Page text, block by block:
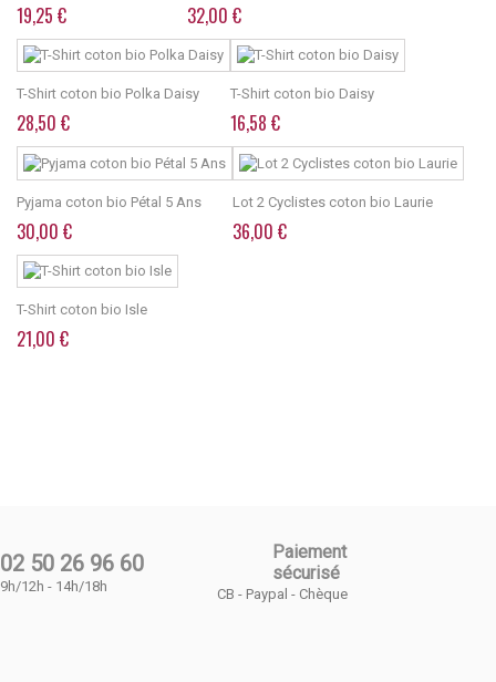
19,25 € 32,00 €
T-Shirt coton bio Polka Daisy
28,50 €
T-Shirt coton bio Daisy
16,58 €
Pyjama coton bio Pétal 5 Ans
30,00 €
Lot 2 Cyclistes coton bio Laurie
36,00 €
T-Shirt coton bio Isle
21,00 €
02 50 26 96 60
9h/12h - 14h/18h
Paiement
sécurisé
CB - Paypal - Chèque